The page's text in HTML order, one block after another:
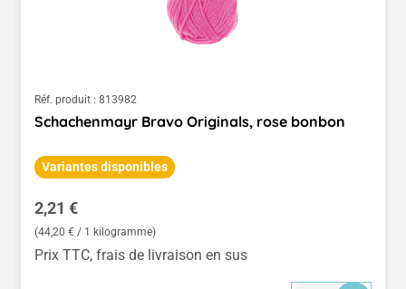
Réf. produit : 813982
Schachenmayr Bravo Originals, rose bonbon
Variantes disponibles
Prix régulier :
2,21 €
(44,20 € / 1 kilogramme)
Prix TTC, frais de livraison en sus